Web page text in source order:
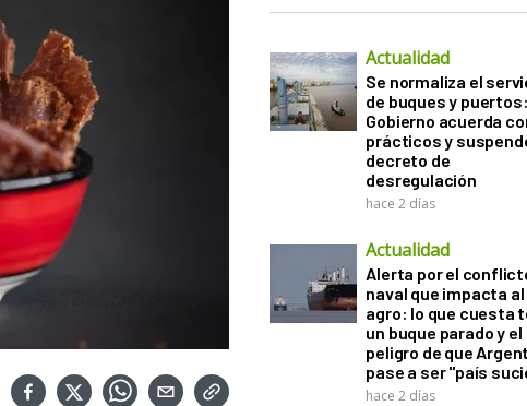
Actualidad
Se normaliza el
de buques y
Gobierno acuerda
prácticos y
decreto de
desregulación
hace 2 días
Actualidad
Alerta por el
naval que impacta al
agro: lo que cuesta
un buque parado y el
peligro de que
pase a ser "país
hace 2 días